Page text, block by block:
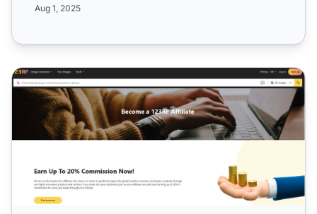
Aug 1, 2025
Programa de Afiliados de 123RF